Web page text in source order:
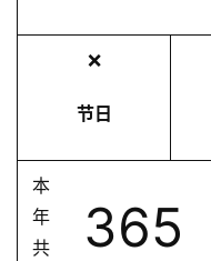
❌
节日
本
年
共
365